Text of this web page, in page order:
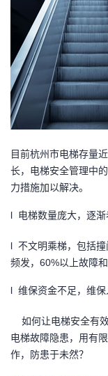
子
直
播
的
活
我
的
注
我
的
开
发
堂
的
我
我
的
Programs
我
的
支
我
的
技
我
的
目前杭州市电梯存量
长，电梯安全管理中
力措施加以解决。
l 电梯数量庞大，逐渐
l 不文明乘梯，包括
频发，60%以上故障
l 维保资金不足，维
如何让电梯安全有
电梯故障隐患，用有
作，防患于未然？